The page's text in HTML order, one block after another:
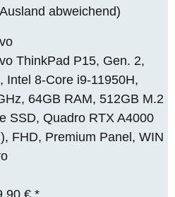
Ausland abweichend)
ThinkPad P15, Gen. 2,
Intel 8-Core i9-11950H,
64GB RAM, 512GB M.2
SSD, Quadro RTX A4000
FHD, Premium Panel, WIN
€*